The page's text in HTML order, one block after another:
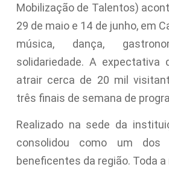
Mobilização de Talentos)
29 de maio e 14 de junho, em
música, dança,
solidariedade. A expectativa
atrair cerca de 20 mil
três finais de semana de
Realizado na sede da
consolidou como um dos
beneficentes da região. Toda